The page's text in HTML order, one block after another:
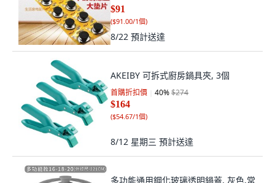
($91.00/1個
8/22預計送達
首購折扣價 40%$274
$164
($54.67/1個
規款16cm 外徑17cm, 1個, 17cm